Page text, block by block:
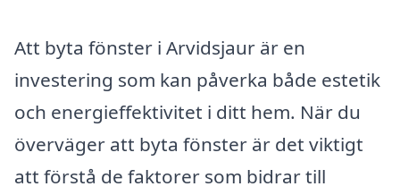
Att byta fönster i Arvidsjaur är en
investering som kan påverka både estetik
och energieffektivitet i ditt hem. När du
överväger att byta fönster är det viktigt
att förstå de faktorer som bidrar till